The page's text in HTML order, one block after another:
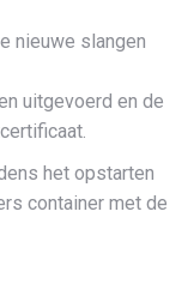
nieuwe slangen
uitgevoerd en de
het opstarten
container met de